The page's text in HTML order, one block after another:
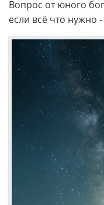
Вопрос от юного
если всё что нужно